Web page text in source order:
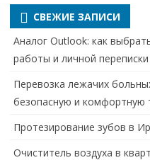
СВЕЖИЕ ЗАПИСИ
Аналог Outlook: как
работы и личной переписки
Перевозка лежачих
безопасную и комфортную
Протезирование зубов в
Очиститель воздуха в